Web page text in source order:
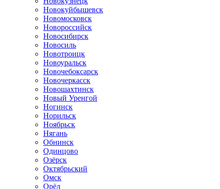
Новокуйбышевск
Новомосковск
Новороссийск
Новосибирск
Новосиль
Новотроицк
Новоуральск
Новочебоксарск
Новочеркасск
Новошахтинск
Новый Уренгой
Ногинск
Норильск
Ноябрьск
Нягань
Обнинск
Одинцово
Озёрск
Октябрьский
Омск
Орёл